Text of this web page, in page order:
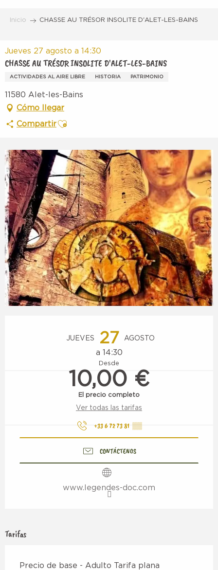
Inicio CHASSE AU TRÉSOR INSOLITE D'ALET-LES-BAINS
Jueves 27 agosto a 14:30
CHASSE AU TRÉSOR INSOLITE D'ALET-LES-BAINS
ACTIVIDADES AL AIRE LIBRE HISTORIA PATRIMONIO
11580 Alet-les-Bains
Cómo llegar
CompartirAjouter aux favoris
JUEVES 27 AGOSTO
a 14:30
Desde
10,00 €
El precio completo
Ver todas las tarifas
+33 6 72 73 81 ▒▒
CONTÁCTENOS
www.legendes-doc.com
Tarifas
Precio de base - Adulto Tarifa plana